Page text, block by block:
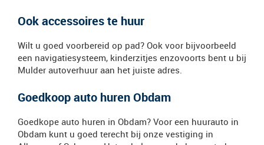
Ook accessoires te huur
Wilt u goed voorbereid op pad? Ook voor bijvoorbeeld
een navigatiesysteem, kinderzitjes enzovoorts bent u bij
Mulder autoverhuur aan het juiste adres.
Goedkoop auto huren Obdam
Goedkope auto huren in Obdam? Voor een huurauto in
Obdam kunt u goed terecht bij onze vestiging in